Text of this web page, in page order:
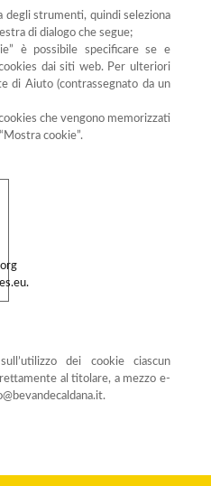
degli strumenti, quindi seleziona
di dialogo che segue;
è possibile specificare se e
dai siti web. Per ulteriori
di Aiuto (contrassegnato da un
che vengono memorizzati
cookie”.
dei cookie ciascun
al titolare, a mezzo e-